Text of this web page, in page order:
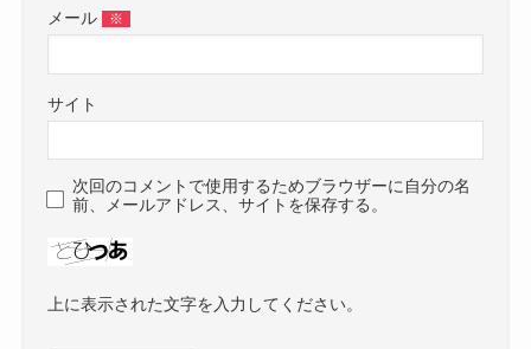
メール ※
サイト
次回のコメントで使用するためブラウザーに自分の名
前、メールアドレス、サイトを保存する。
上に表示された文字を入力してください。